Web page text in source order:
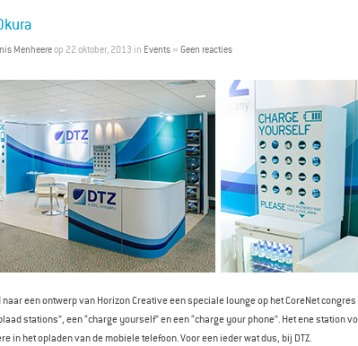
Menheereop 22 oktober, 2013 in Events » Geen reacties
naar een ontwerp van Horizon Creative een speciale lounge op het CoreNet
stations”, een “charge yourself” en een “charge your phone”. Het ene station
in het opladen van de mobiele telefoon. Voor een ieder wat dus, bij DTZ.